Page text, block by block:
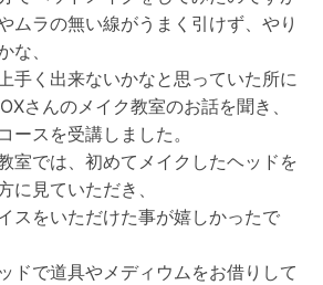
ムラの無い線がうまく引けず、やり
な、
手く出来ないかなと思っていた所に
さんのメイク教室のお話を聞き、
ースを受講しました。
室では、初めてメイクしたヘッドを
に見ていただき、
スをいただけた事が嬉しかったで
ドで道具やメディウムをお借りして